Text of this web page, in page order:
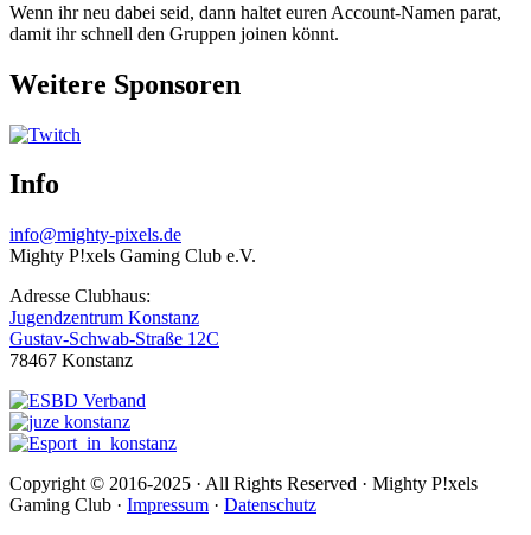
Wenn ihr neu dabei seid, dann haltet euren Account-Namen parat,
damit ihr schnell den Gruppen joinen könnt.
Weitere Sponsoren
Info
info@mighty-pixels.de
Mighty P!xels Gaming Club e.V.
Adresse Clubhaus:
Jugendzentrum Konstanz
Gustav-Schwab-Straße 12C
78467 Konstanz
Copyright © 2016-2025 · All Rights Reserved · Mighty P!xels
Gaming Club · Impressum · Datenschutz